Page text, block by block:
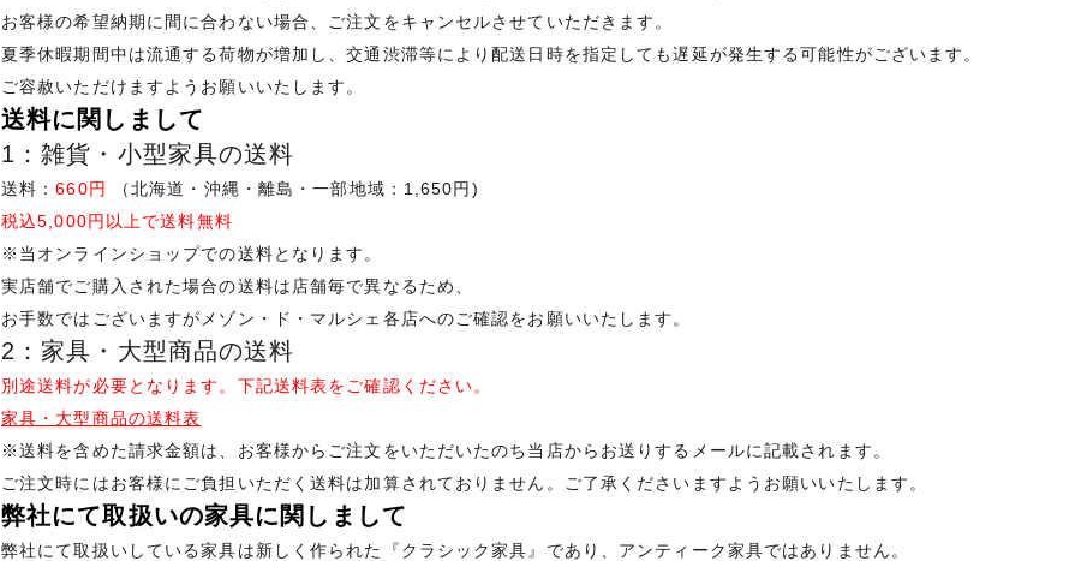
お客様の希望納期に間に合わない場合、ご注文をキャンセルさせていただきます。
夏季休暇期間中は流通する荷物が増加し、交通渋滞等により配送日時を指定しても遅延が発生する可能性がございます。
ご容赦いただけますようお願いいたします。
送料に関しまして
1：雑貨・小型家具の送料
送料：660円
（北海道・沖縄・離島・一部地域：1,650円)
税込5,000円以上で送料無料
※当オンラインショップでの送料となります。
実店舗でご購入された場合の送料は店舗毎で異なるため、
お手数ではございますがメゾン・ド・マルシェ各店へのご確認をお願いいたします。
2：家具・大型商品の送料
別途送料が必要となります。下記送料表をご確認ください。
家具・大型商品の送料表
※送料を含めた請求金額は、お客様からご注文をいただいたのち当店からお送りするメールに記載されます。
ご注文時にはお客様にご負担いただく送料は加算されておりません。ご了承くださいますようお願いいたします。
弊社にて取扱いの家具に関しまして
弊社にて取扱いしている家具は新しく作られた『クラシック家具』であり、アンティーク家具ではありません。